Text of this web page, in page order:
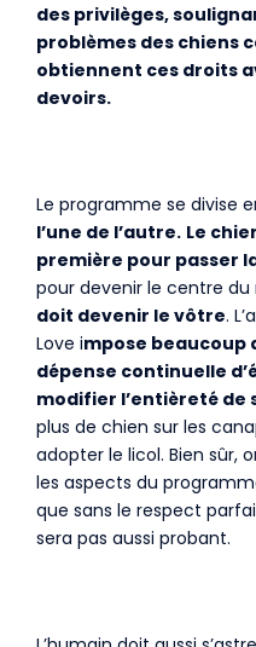
des privilèges,
problèmes des chiens
obtiennent ces droits
devoirs.
Le programme se divise
l’une de l’autre. Le
première pour passer
pour devenir le centre
doit devenir le vôtre.
Love impose beaucoup
dépense continuelle
modifier l’entièreté de
plus de chien sur les
adopter le licol. Bien sûr,
les aspects du
que sans le respect
sera pas aussi probant.